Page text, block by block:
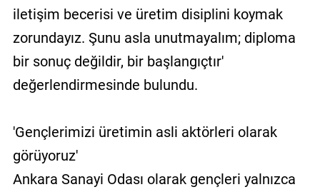
iletişim becerisi ve üretim disiplini koymak
zorundayız. Şunu asla unutmayalım; diploma
bir sonuç değildir, bir başlangıçtır'
değerlendirmesinde bulundu.
'Gençlerimizi üretimin asli aktörleri olarak
görüyoruz'
Ankara Sanayi Odası olarak gençleri yalnızca